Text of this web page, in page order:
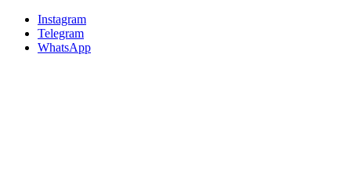
Instagram
Telegram
WhatsApp